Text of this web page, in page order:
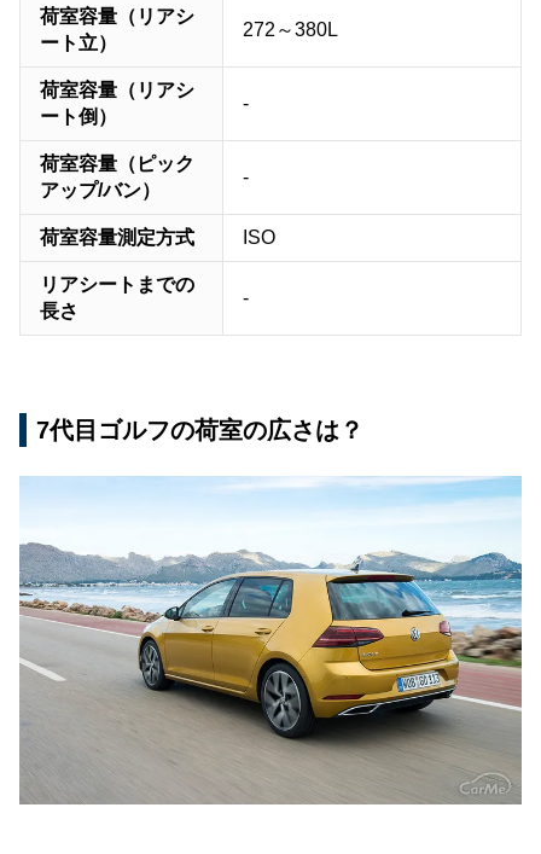
荷室容量（リアシ
ート立）
272～380L
荷室容量（リアシ
ート倒）
-
荷室容量（ピック
アップ/バン）
-
荷室容量測定方式 ISO
リアシートまでの
長さ
-
7代目ゴルフの荷室の広さは？